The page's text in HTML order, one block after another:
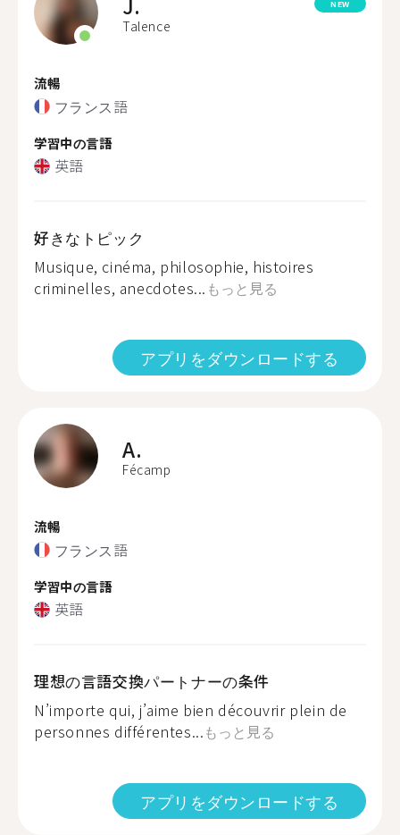
Talence
NEW
流暢
フランス語
学習中の言語
英語
好きなトピック
Musique, cinéma, philosophie, histoires
criminelles, anecdotes... もっと見る
アプリをダウンロードする
A.
Fécamp
流暢
フランス語
学習中の言語
英語
理想の言語交換パートナーの条件
N’importe qui, j’aime bien découvrir plein de
personnes différentes...もっと見る
アプリをダウンロードする